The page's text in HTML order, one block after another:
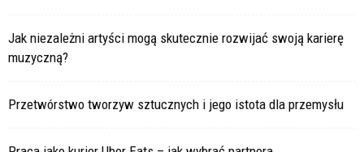
Jak niezależni artyści mogą skutecznie rozwijać swoją karierę
muzyczną?
Przetwórstwo tworzyw sztucznych i jego istota dla przemysłu